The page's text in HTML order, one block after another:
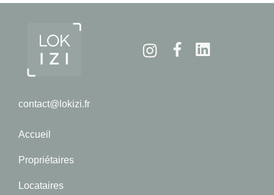
contact@lokizi.fr
InstagramFacebook
Accueil
Propriétaires
Locataires